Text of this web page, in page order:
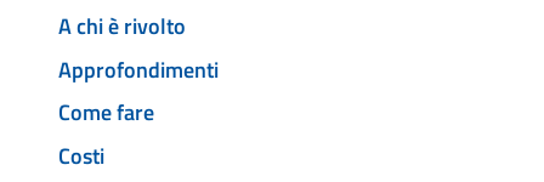
A chi è rivolto
Approfondimenti
Come fare
Costi